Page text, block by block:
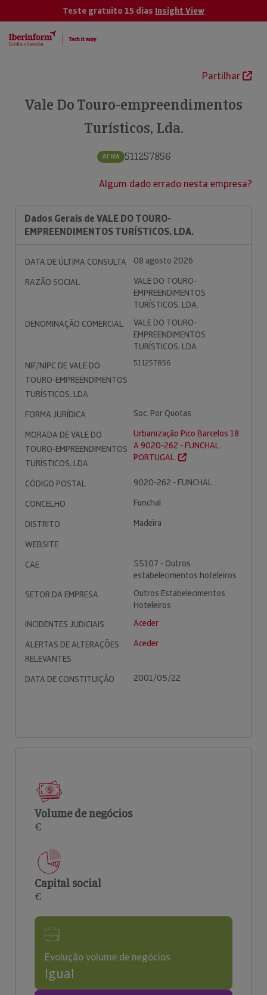
Teste gratuito 15 dias Insight View
Partilhar
Vale Do Touro-empreendimentos
Turísticos, Lda.
ATIVA 511257856
Algum dado errado nesta empresa?
Dados Gerais de VALE DO TOURO-
EMPREENDIMENTOS TURÍSTICOS, LDA.
DATA DE ÚLTIMA CONSULTA
08 agosto 2026
RAZÃO SOCIAL
VALE DO TOURO-
EMPREENDIMENTOS
TURÍSTICOS, LDA.
DENOMINAÇÃO COMERCIAL
VALE DO TOURO-
EMPREENDIMENTOS
TURÍSTICOS, LDA.
NIF/NIPC DE VALE DO
TOURO-EMPREENDIMENTOS
TURÍSTICOS, LDA.
511257856
FORMA JURÍDICA
Soc. Por Quotas
MORADA DE VALE DO
TOURO-EMPREENDIMENTOS
TURÍSTICOS, LDA.
Urbanização Pico Barcelos 18
A 9020-262 - FUNCHAL.
PORTUGAL.
CÓDIGO POSTAL
9020-262 - FUNCHAL
CONCELHO
Funchal
DISTRITO
Madeira
WEBSITE
CAE
55107 - Outros
estabelecimentos hoteleiros
SETOR DA EMPRESA
Outros Estabelecimentos
Hoteleiros
INCIDENTES JUDICIAIS
Aceder
ALERTAS DE ALTERAÇÕES
RELEVANTES
Aceder
DATA DE CONSTITUIÇÃO 2001/05/22
Volume de negócios
€
Capital social
€
Evolução volume de negócios
Igual